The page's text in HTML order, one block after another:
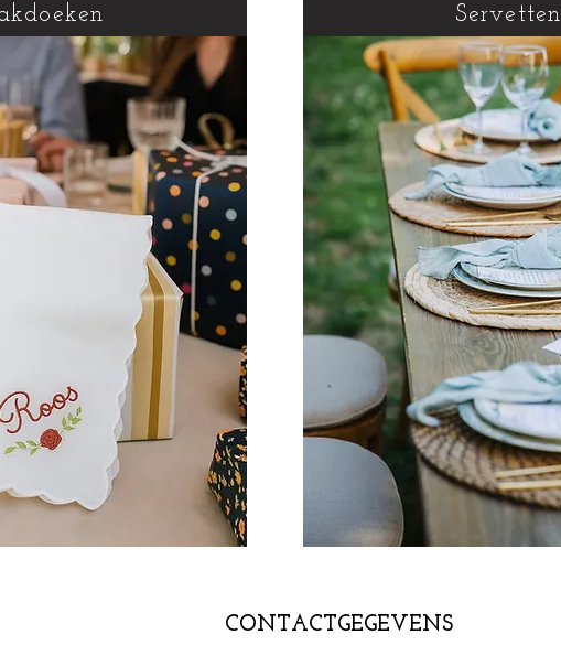
Servetten
CONTACTGEGEVENS